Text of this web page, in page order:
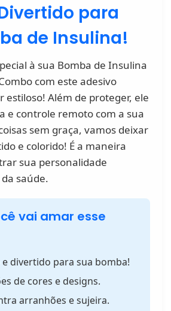
para
de Insulina!
à sua Bomba de Insulina
com este adesivo
estiloso! Além de proteger, ele
e controle remoto com a sua
sem graça, vamos deixar
e colorido! É a maneira
sua personalidade
saúde.
vai amar esse
e divertido para sua bomba!
de cores e designs.
arranhões e sujeira.